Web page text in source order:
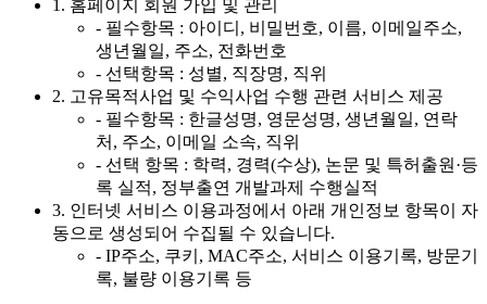
1. 홈페이지 회원 가입 및 관리
- 필수항목 : 아이디, 비밀번호, 이름, 이메일주소,
생년월일, 주소, 전화번호
- 선택항목 : 성별, 직장명, 직위
2. 고유목적사업 및 수익사업 수행 관련 서비스 제공
- 필수항목 : 한글성명, 영문성명, 생년월일, 연락
처, 주소, 이메일 소속, 직위
- 선택 항목 : 학력, 경력(수상), 논문 및 특허출원·등
록 실적, 정부출연 개발과제 수행실적
3. 인터넷 서비스 이용과정에서 아래 개인정보 항목이 자
동으로 생성되어 수집될 수 있습니다.
- IP주소, 쿠키, MAC주소, 서비스 이용기록, 방문기
록, 불량 이용기록 등